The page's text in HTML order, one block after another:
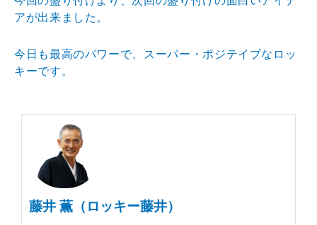
アが出来ました。
今日も最高のパワーで、スーパー・ポジテイブなロッ
キーです。
藤井 薫（ロッキー藤井）